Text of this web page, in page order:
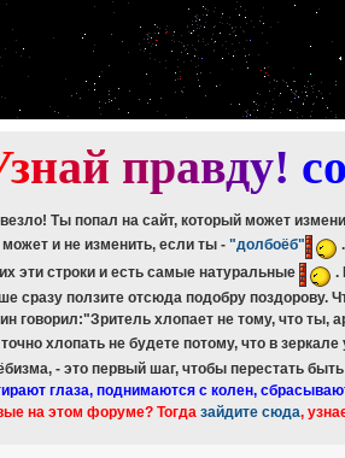
знай правду! c
Ты попал на сайт, который может
и не изменить, если ты - "долбоёб"
эти строки и есть самые натуральные
.
сразу ползите отсюда подобру поздорову.
говорил:"Зритель хлопает не тому, что ты,
хлопать не будете потому, что в зеркале
- это первый шаг, чтобы перестать
глаза, поднимаются с колен,
на этом форуме? Тогда зайдите сюда,